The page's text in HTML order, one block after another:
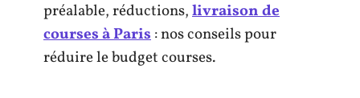
préalable, réductions,livraison de
courses à Paris: nos conseils pour
réduire le budget courses.